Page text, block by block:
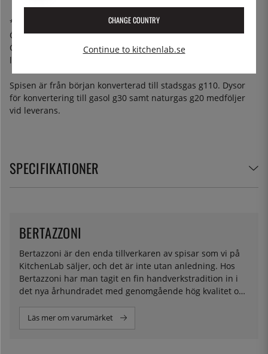
*Ugnsfunktioner: Förvärmning/upptining, Undervärme,
Övervärme, Under- och Övervärme, Grill, Grill+fläkt,
Övervärme + fläkt, Varmluft, Undervärme + varmluft (pizza-
läge)
Spisen är från början konverterad till stadsgas g110. Dysor
för konvertering till gasol g30 samt naturgas g20 medföljer
vid leverans.
SPECIFIKATIONER
Bertazzoni är den enda tillverkaren av spisar som vi på
KitchenLab säljer, och det är inte utan anledning. Hos
Bertazzoni har man tagit en fin handverkstradition in i
det nya århundradet med genomgående hög kvalitet och
av 1800-talet har mycket hänt när det kommer till
spisar, och Bertazzoni har på ett snyggt sätt kombinerat
BERTAZZONI
Läs mer om varumärket
CHANGE COUNTRY
Continue to kitchenlab.se